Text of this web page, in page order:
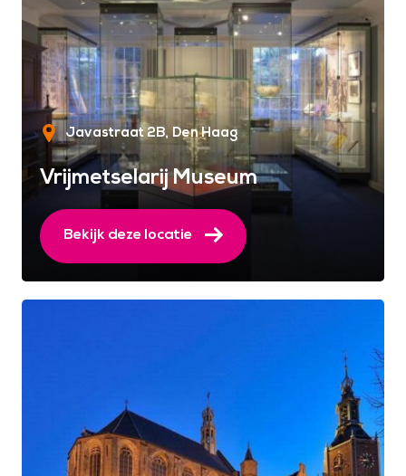
Javastraat 2B Den Haag
Vrijmetselarij Museum
Bekijk deze locatie